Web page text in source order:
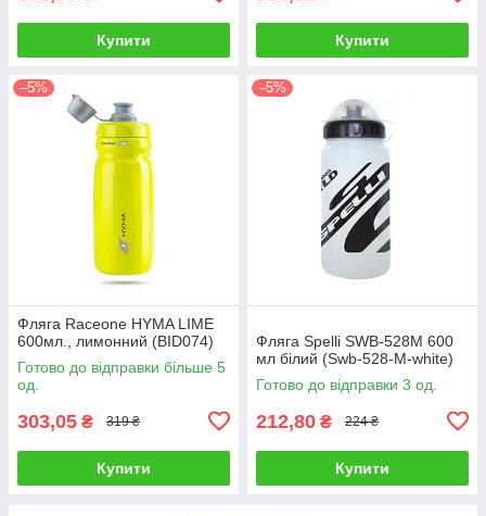
Купити Купити
–5%
Фляга Raceone HYMA LIME
600мл., лимонний (BID074)
Готово до відправки більше 5
од.
303,05 ₴ 319 ₴
Купити
–5%
Фляга Spelli SWB-528M 600
мл білий (Swb-528-M-white)
Готово до відправки 3 од.
212,80 ₴ 224 ₴
Купити